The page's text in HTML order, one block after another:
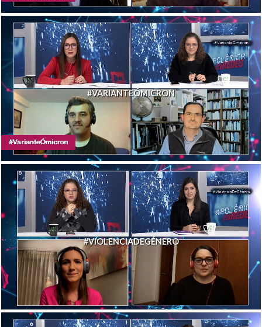
#VARIANTEÓMICRON
#VIOLENCIADEGÉNERO